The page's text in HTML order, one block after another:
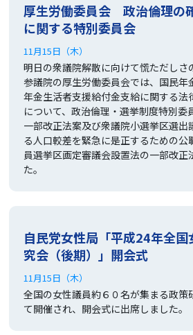
厚生労働委員会 政治倫理の
に関する特別委員会
11月15日（木）
明日の衆議院解散に向けて慌ただしさ
参議院の厚生労働委員会では、国民年
年金生活者支援給付金支給に関する法
について、政治倫理・選挙制度特別委
一部改正法案及び衆議院小選挙区選出
る人口較差を緊急に是正するための公
員選挙区画定審議会設置法の一部改正
た。
自民党女性局「平成24年全
究会（後期）」開会式
11月15日（木）
全国の女性議員約６０名が集まる政策
て開催され、開会式に出席しました。